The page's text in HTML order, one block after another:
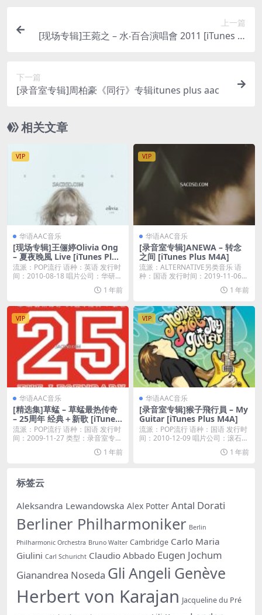
上一篇
[现场专辑]王菀之 – 水‧百合演唱會 2011 [iTunes Pl
下一篇
[录音室专辑]周柏豪《同行》专辑itunes plus aac
相关文章
VIP
华语AAC音乐
[现场专辑]王俪婷Olivia Ong
– 夏夜晚風 Live [iTunes Plus
M4A]
流派：POP流行 语种：英语 发行时
间：2010-08-18 唱片公司：华研国
1 年前
VIP
华语AAC音乐
[录音室专辑]ANEWA – 转念
之间 [iTunes Plus M4A]
流派：ALTERNATIVE另类音乐 语
种：国语 发行时间：2019-11-06...
1 年前
VIP
华语AAC音乐
[精选集]草蜢 – 草蜢最热传奇
– 25周年 经典＋新歌 [iTunes
Plus M4A]
流派：POP流行 语种：国语 发行时
间：2009-11-27 类型：录音室专辑
1 年前
VIP
华语AAC音乐
[录音室专辑]猴子飛行員 – My
Guitar [iTunes Plus M4A]
流派：POP流行 语种：国语 发行时
间：2010-12-09 唱片公司：滚石唱
1 年前
标签云
Aleksandra Lewandowska Alex Potter Antal Dorati
Berliner Philharmoniker Berlin
Philharmonic Orchestra Bruno Walter Cambridge Carlo Maria
Giulini Carl Schuricht Claudio Abbado Eugen Jochum
Gianandrea Noseda Gli Angeli Genève
Herbert von Karajan Jacqueline du Pré